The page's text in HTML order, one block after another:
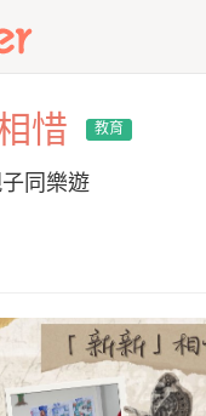
惜 教育
同樂遊